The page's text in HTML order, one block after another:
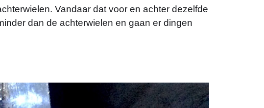
Vandaar dat voor en achter dezelfde
dan de achterwielen en gaan er dingen